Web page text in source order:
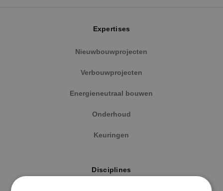
Expertises
Nieuwbouwprojecten
Verbouwprojecten
Energieneutraal bouwen
Onderhoud
Keuringen
Disciplines